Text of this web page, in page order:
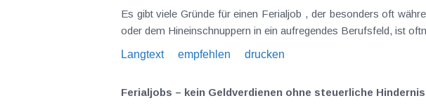
Es gibt viele Gründe für einen Ferialjob , der besonders oft während der Sommermonate absolviert wird. Neben dem Sammeln von Praxiserfahrungen
oder dem Hineinschnuppern in ein aufregendes Berufsfeld, ist
Langtext
empfehlen drucken
Ferialjobs – kein Geldverdienen ohne steuerliche